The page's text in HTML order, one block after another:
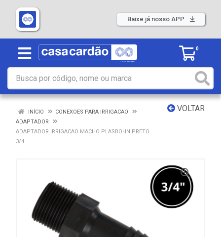
Baixe já nosso APP
0
VOLTAR
INÍCIO
CONEXOES PARA IRRIGACAO
ADAPTADOR
ADAPTADOR IRRIGACAO MACHO PLASBOHN PRETO
3/4